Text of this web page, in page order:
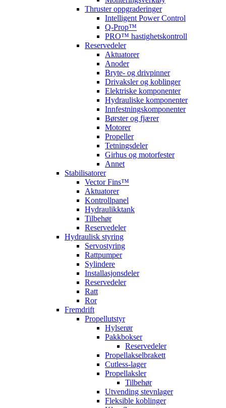
Thruster oppgraderinger
Intelligent Power Control
Q-Prop™
PRO™ hastighetskontroll
Reservedeler
Aktuatorer
Anoder
Bryte- og drivpinner
Drivaksler og koblinger
Elektriske komponenter
Hydrauliske komponenter
Innfestningskomponenter
Børster og fjærer
Motorer
Propeller
Tetningsdeler
Girhus og motorfester
Annet
Stabilisatorer
Vector Fins™
Aktuatorer
Kontrollpanel
Hydraulikktank
Tilbehør
Reservedeler
Hydraulisk styring
Servostyring
Rattpumper
Sylindere
Installasjonsdeler
Reservedeler
Ratt
Ror
Fremdrift
Propellutstyr
Hylserør
Pakkbokser
Reservedeler
Propellakselbrakett
Cutless-lager
Propellaksler
Tilbehør
Utvending stevnlager
Fleksible koblinger